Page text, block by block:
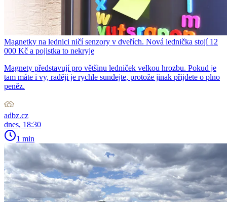
Magnetky na lednici ničí senzory v dveřích. Nová lednička stojí 12
000 Kč a pojistka to nekryje
Magnety představují pro většinu ledniček velkou hrozbu. Pokud je
tam máte i vy, raději je rychle sundejte, protože jinak přijdete o plno
peněz.
adbz.cz
dnes, 18:30
1 min